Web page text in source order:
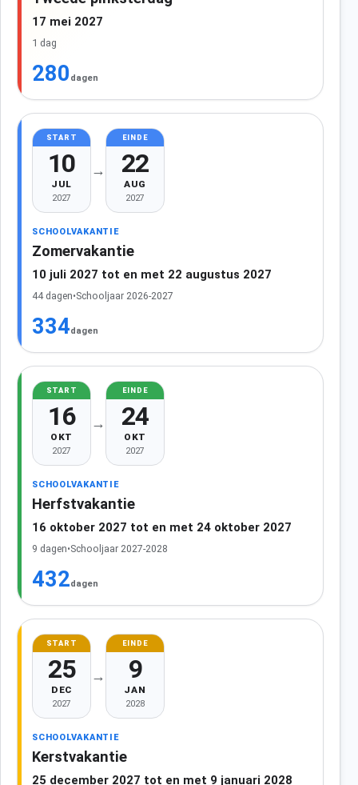
17 mei 2027
1 dag
280 dagen
START
10
JUL
2027
→
EINDE
22
AUG
2027
SCHOOLVAKANTIE
Zomervakantie
10 juli 2027 tot en met 22 augustus 2027
44 dagen•Schooljaar 2026-2027
334dagen
START
16
OKT
2027
→
EINDE
24
OKT
2027
SCHOOLVAKANTIE
Herfstvakantie
16 oktober 2027 tot en met 24 oktober 2027
9 dagen•Schooljaar 2027-2028
432dagen
START
25
DEC
2027
→
EINDE
9
JAN
2028
SCHOOLVAKANTIE
Kerstvakantie
25 december 2027 tot en met 9 januari 2028